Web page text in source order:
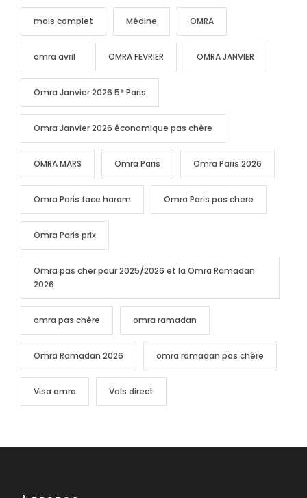
mois complet Médine OMRA
omra avril OMRA FEVRIER OMRA JANVIER
Omra Janvier 2026 5* Paris
Omra Janvier 2026 économique pas chère
OMRA MARS Omra Paris Omra Paris 2026
Omra Paris face haram Omra Paris pas chere
Omra Paris prix
Omra pas cher pour 2025/2026 et la Omra Ramadan
2026
omra pas chère omra ramadan
Omra Ramadan 2026 omra ramadan pas chère
Visa omra Vols direct